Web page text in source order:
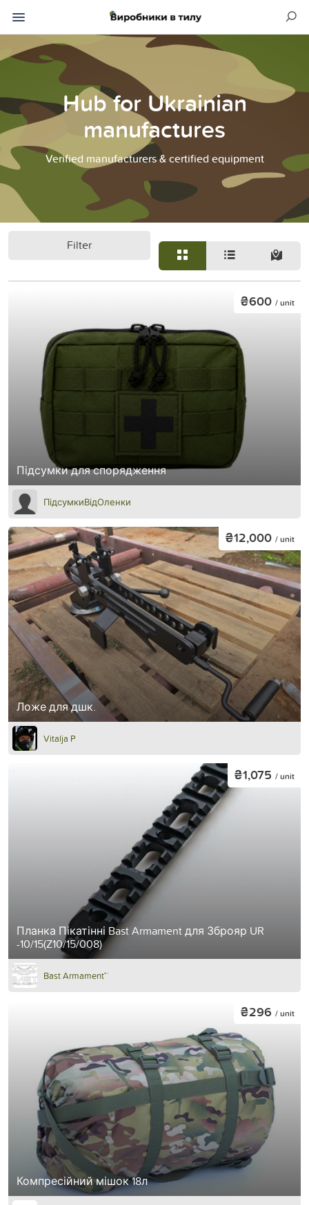
Hub for Ukrainian
manufactures
Verified manufacturers & certified equipment
Filter
Підсумки для спорядження
₴600 / unit
ПідсумкиВідОленки
Ложе для дшк.
₴12,000 / unit
Vitalja P
Планка Пікатінні Bast Armament для Зброяр UR
-10/15(Z10/15/008)
₴1,075 / unit
Bast Armament™
Компресійний мішок 18л
₴296 / unit